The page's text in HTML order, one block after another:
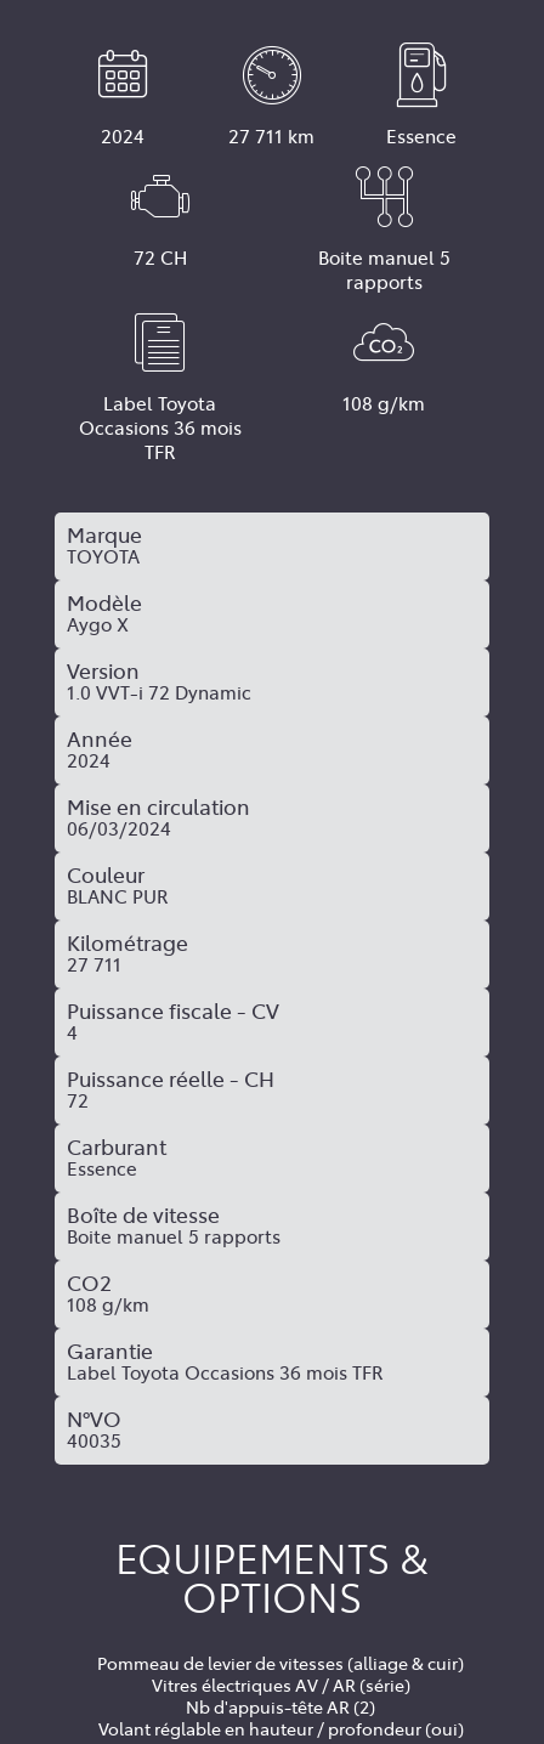
2024 27 711 km Essence
72 CH
Boite manuel 5
rapports
Label Toyota
Occasions 36 mois
TFR
108 g/km
Marque
TOYOTA
Modèle
Aygo X
Version
1.0 VVT-i 72 Dynamic
Année
2024
Mise en circulation
06/03/2024
Couleur
BLANC PUR
Kilométrage
27 711
Puissance fiscale - CV
4
Puissance réelle - CH
72
Carburant
Essence
Boîte de vitesse
Boite manuel 5 rapports
CO2
108 g/km
Garantie
Label Toyota Occasions 36 mois TFR
N°VO
40035
EQUIPEMENTS &
OPTIONS
Pommeau de levier de vitesses (alliage & cuir)
Vitres électriques AV / AR (série)
Nb d'appuis-tête AR (2)
Volant réglable en hauteur / profondeur (oui)